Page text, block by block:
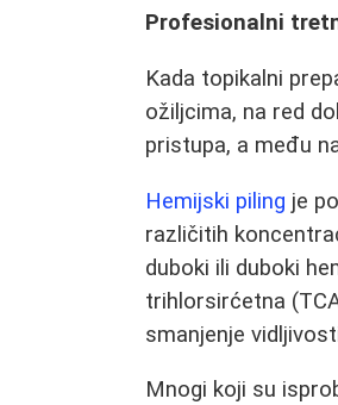
Profesionalni
Kada topikalni
ožiljcima, na red
pristupa, a među
Hemijski piling je
različitih
duboki ili duboki
trihlorsirćetna
smanjenje
Mnogi koji su